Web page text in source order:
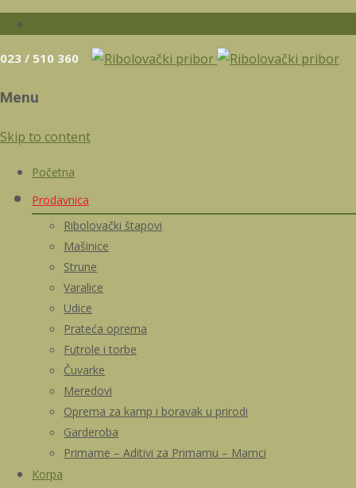
023 / 510 360
Menu
Skip to content
Početna
Prodavnica
Ribolovački štapovi
Mašinice
Strune
Varalice
Udice
Prateća oprema
Futrole i torbe
Čuvarke
Meredovi
Oprema za kamp i boravak u prirodi
Garderoba
Primame – Aditivi za Primamu – Mamci
Korpa